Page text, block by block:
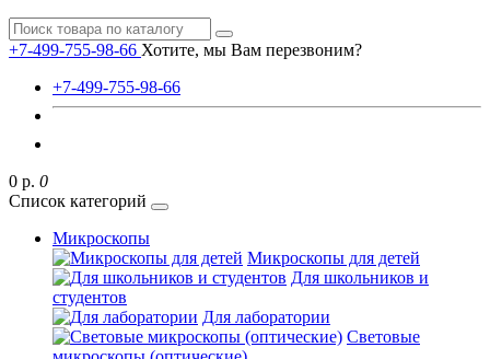
+7-499-755-98-66 Хотите, мы Вам перезвоним?
+7-499-755-98-66
0 р. 0
Список категорий
Микроскопы
Микроскопы для детей
Для школьников и
студентов
Для лаборатории
Световые